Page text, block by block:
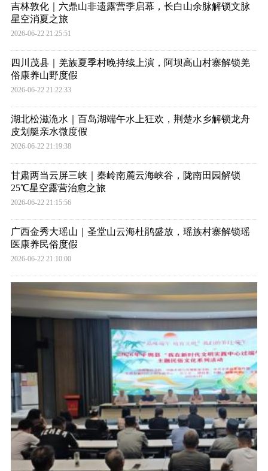
吉林敦化｜六鼎山非遗露营季启幕，长白山余脉解锁文脉
星空消夏之旅
2026-06-22 21:25:51
四川茂县｜羌族夏季村晚持续上演，阿坝高山村寨解锁羌
俗康养山野度假
2026-06-22 21:22:33
湖北松滋洈水｜百岛湖端午水上狂欢，荆楚水乡解锁龙舟
皮划艇亲水微度假
2026-06-22 21:19:38
甘肃两当云屏三峡｜秦岭南麓云海峡谷，陇南田园解锁
25℃星空露营治愈之旅
2026-06-22 21:15:56
广西金秀大瑶山｜圣堂山云海杜鹃盛放，瑶族村寨解锁瑶
医康养民俗度假
2026-06-22 21:10:00